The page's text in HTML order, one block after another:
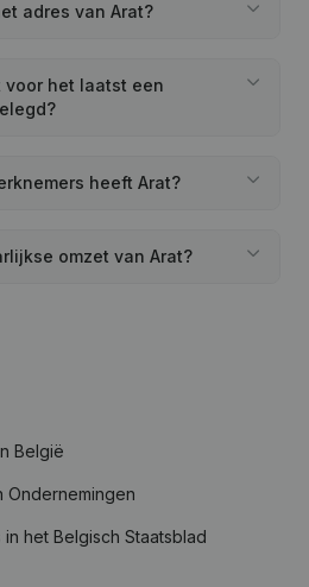
adres van Arat?
voor het laatst een
heeft Arat?
omzet van Arat?
België
Ondernemingen
in het Belgisch Staatsblad